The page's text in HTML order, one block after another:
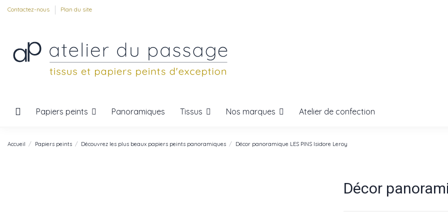
Contactez-nous Plan du site
Papiers peints Panoramiques Tissus Nos marques Atelier de confection
Accueil Papiers peints Découvrez les plus beaux papiers peints panoramiques Décor panoramique LES PINS Isidore Leroy
Décor